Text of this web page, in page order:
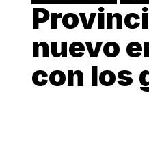
nuevo
con los